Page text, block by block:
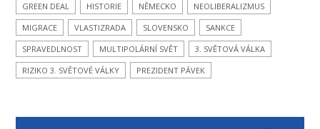
GREEN DEAL
HISTORIE NĚMECKO
NEOLIBERALIZMUS
MIGRACE
VLASTIZRADA SLOVENSKO
SANKCE
SPRAVEDLNOST
MULTIPOLÁRNÍ SVĚT
3. SVĚTOVÁ VÁLKA
RIZIKO 3. SVĚTOVÉ VÁLKY
PREZIDENT PÁVEK